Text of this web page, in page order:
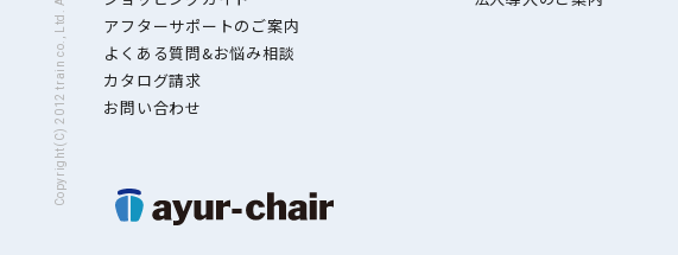
アフターサポートのご案内
よくある質問&お悩み相談
カタログ請求
お問い合わせ